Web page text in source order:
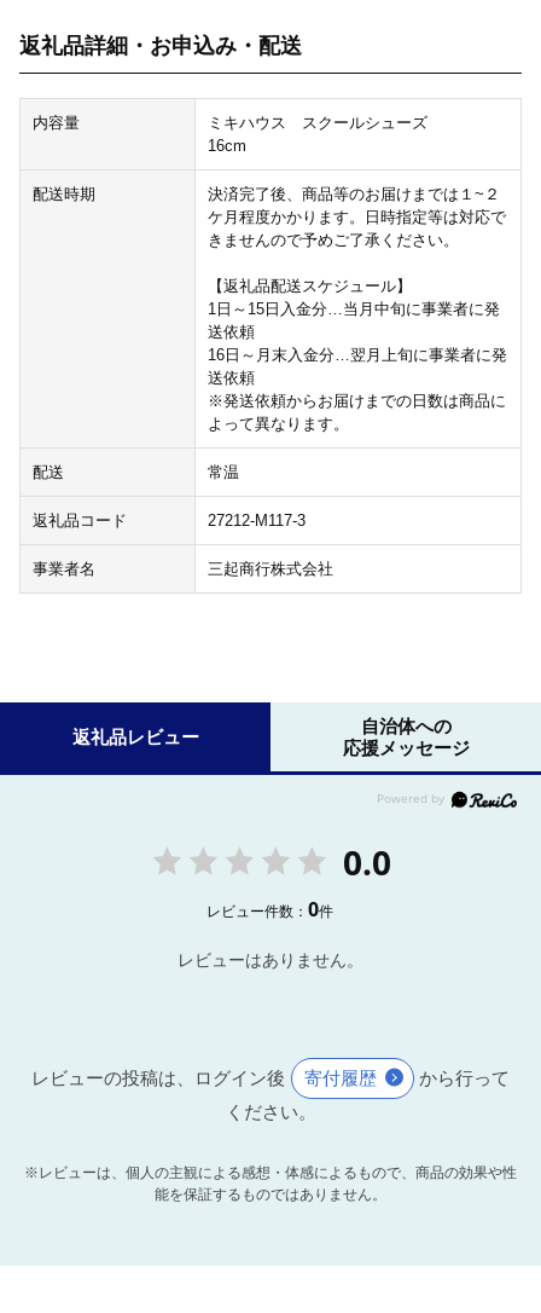
返礼品詳細・お申込み・配送
内容量
ミキハウス スクールシューズ
16cm
配送時期
決済完了後、商品等のお届けまでは１~２
ケ月程度かかります。日時指定等は対応で
きませんので予めご了承ください。
【返礼品配送スケジュール】
1日～15日入金分…当月中旬に事業者に発
送依頼
16日～月末入金分…翌月上旬に事業者に発
送依頼
※発送依頼からお届けまでの日数は商品に
よって異なります。
配送 常温
返礼品コード 27212-M117-3
事業者名 三起商行株式会社
返礼品レビュー
自治体への
応援メッセージ
0.0
レビュー件数：0件
レビューはありません。
レビューの投稿は、ログイン後 寄付履歴
から行って
ください。
※レビューは、個人の主観による感想・体感によるもので、商品の効果や性
能を保証するものではありません。